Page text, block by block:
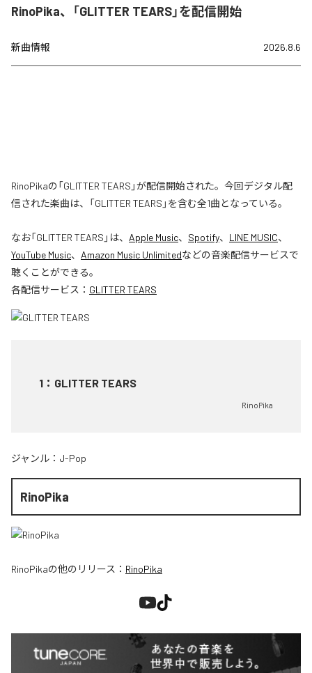
RinoPika、「GLITTER TEARS」を配信開始
新曲情報 2026.8.6
RinoPikaの「GLITTER TEARS」が配信開始された。今回デジタル配
信された楽曲は、「GLITTER TEARS」を含む全1曲となっている。
なお「GLITTER TEARS 」は、 Apple Music、 Spotify、 LINE MUSIC、
YouTube Music、 Amazon Music Unlimitedなどの音楽配信サービスで
聴くことができる。
各配信サービス： GLITTER TEARS
1 ： GLITTER TEARS
RinoPika
ジャンル： J-Pop
RinoPika
RinoPikaの他のリリース： RinoPika